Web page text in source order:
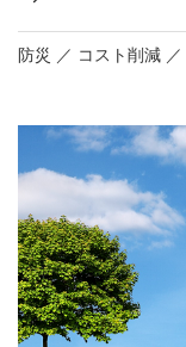
防災 コスト削減